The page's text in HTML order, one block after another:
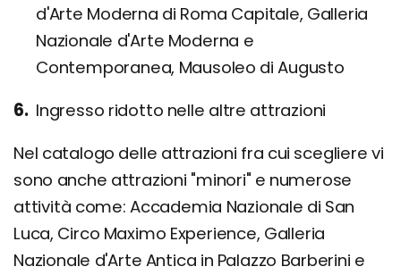
d'Arte Moderna di Roma Capitale, Galleria
Nazionale d'Arte Moderna e
Contemporanea, Mausoleo di Augusto
Ingresso ridotto nelle altre attrazioni
Nel catalogo delle attrazioni fra cui scegliere vi
sono anche attrazioni "minori" e numerose
attività come: Accademia Nazionale di San
Luca, Circo Maximo Experience, Galleria
Nazionale d'Arte Antica in Palazzo Barberini e